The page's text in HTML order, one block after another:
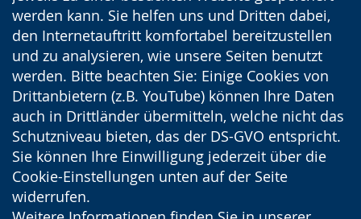
werden kann. Sie helfen uns und Dritten dabei,
den Internetauftritt komfortabel bereitzustellen
und zu analysieren, wie unsere Seiten benutzt
werden. Bitte beachten Sie: Einige Cookies von
Drittanbietern (z.B. YouTube) können Ihre Daten
auch in Drittländer übermitteln, welche nicht das
Schutzniveau bieten, das der DS-GVO entspricht.
Sie können Ihre Einwilligung jederzeit über die
Cookie-Einstellungen unten auf der Seite
widerrufen.